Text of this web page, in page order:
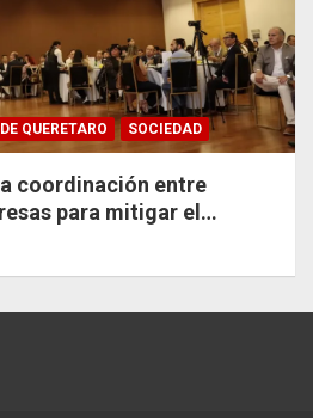
QUERETARO SOCIEDAD
coordinación entre
para mitigar el